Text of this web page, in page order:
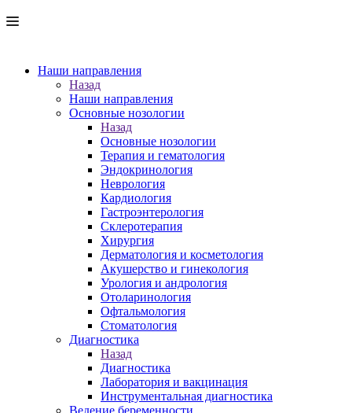
Наши направления
Назад
Наши направления
Основные нозологии
Назад
Основные нозологии
Терапия и гематология
Эндокринология
Неврология
Кардиология
Гастроэнтерология
Склеротерапия
Хирургия
Дерматология и косметология
Акушерство и гинекология
Урология и андрология
Отоларинология
Офтальмология
Стоматология
Диагностика
Назад
Диагностика
Лаборатория и вакцинация
Инструментальная диагностика
Ведение беременности